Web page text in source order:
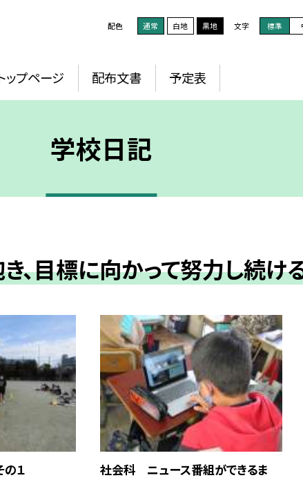
配色 通常 白地 黒地 文字 標準
ップページ 配布文書 予定表
学校日記
、目標に向かって努力し続け
１
社会科 ニュース番組ができるま